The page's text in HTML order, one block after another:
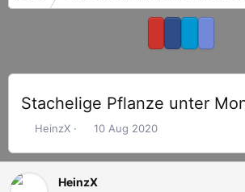
Stachelige Pflanze unter
E
s
t
HeinzX
E
s
t
10 Aug 2020
HeinzX